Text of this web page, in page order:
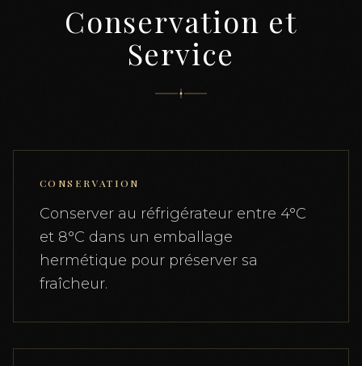
Conservation et
Service
CONSERVATION
Conserver au réfrigérateur entre 4°C
et 8°C dans un emballage
hermétique pour préserver sa
fraîcheur.